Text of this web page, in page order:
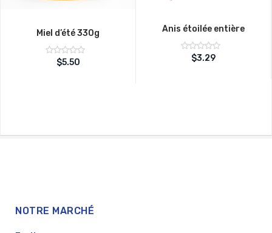
Miel d’été 330g
Note
sur
$5.50
Anis étoilée entière
Note
sur
$3.29
NOTRE MARCHÉ